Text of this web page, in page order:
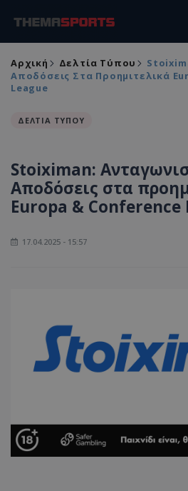
Αρχική Δελτία Τύπου
Αποδόσεις Στα Προημιτελικά
League
ΔΕΛΤΙΑ ΤΥΠΟΥ
Stoiximan:
Αποδόσεις στα
Europa & Conference
17.04.2025 - 15:57